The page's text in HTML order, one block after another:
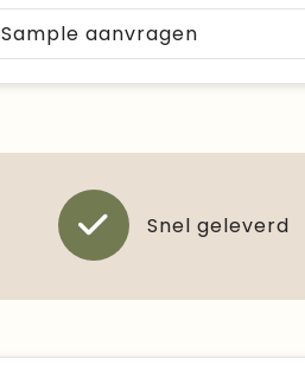
Sample aanvragen
Snel geleverd